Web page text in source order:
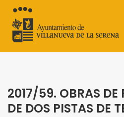
2017/59. OBRAS DE
DE DOS PISTAS DE